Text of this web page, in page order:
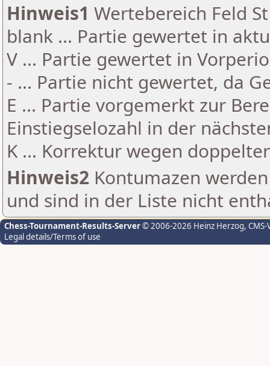
Hinweis1 Wertebereich Feld
blank ... Partie gewertet in
V ... Partie gewertet in
- ... Partie nicht gewertet, da
E ... Partie vorgemerkt zur
Einstiegselozahl in der
K ... Korrektur wegen
Hinweis2 Kontumazen
und sind in der Liste nicht
Chess-Tournament-Results-Server© 2006-2026 Heinz Herzog,
Legal details/Terms of use